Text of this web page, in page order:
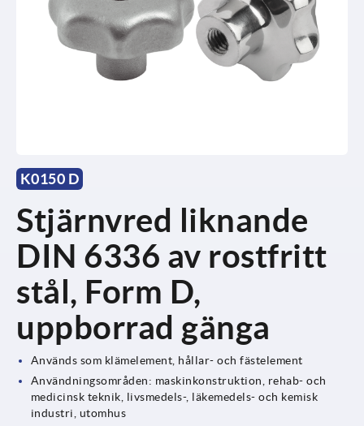
K0150 D
Stjärnvred liknande
DIN 6336 av rostfritt
stål, Form D,
uppborrad gänga
Används som klämelement, hållar- och fästelement
Användningsområden: maskinkonstruktion, rehab- och
medicinsk teknik, livsmedels-, läkemedels- och kemisk
industri, utomhus